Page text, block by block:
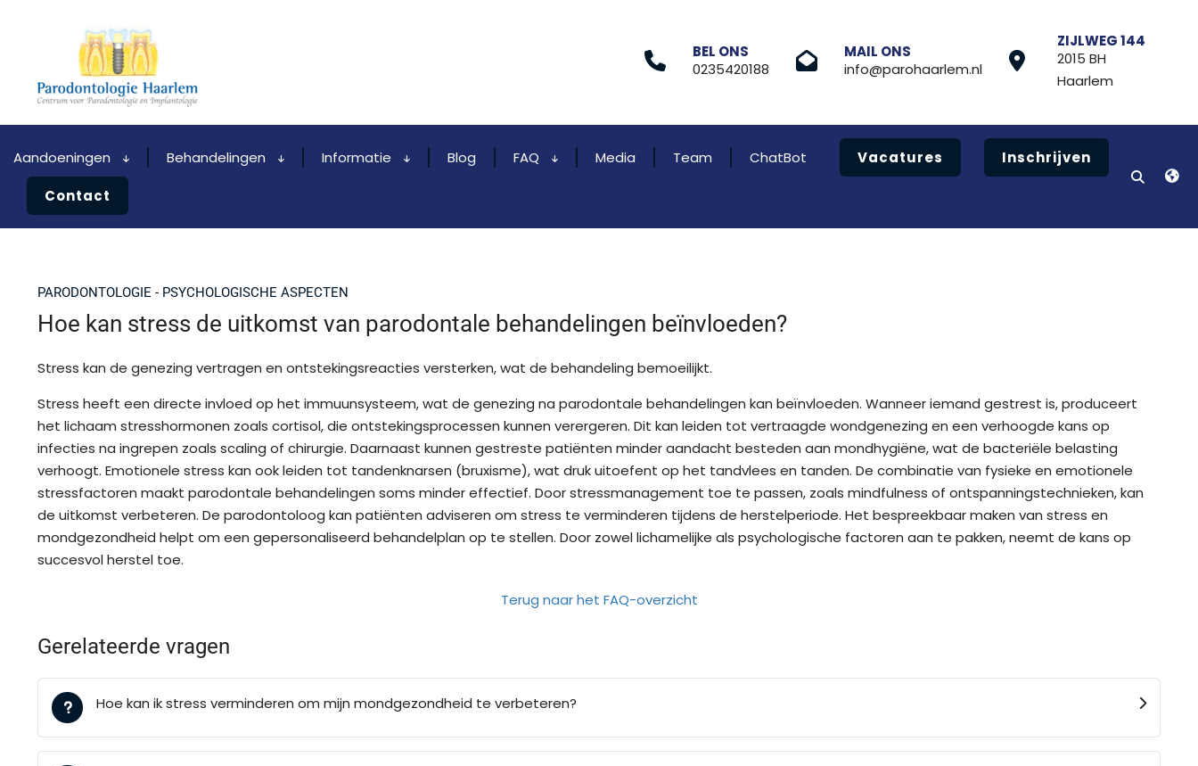
BEL ONS
0235420188
MAIL ONS
info@parohaarlem.nl
ZIJLWEG 144
2015 BH
Haarlem
Aandoeningen Behandelingen Informatie Blog FAQ Media Team ChatBot Vacatures Inschrijven
Contact
PARODONTOLOGIE - PSYCHOLOGISCHE ASPECTEN
Hoe kan stress de uitkomst van parodontale behandelingen beïnvloeden?
Stress kan de genezing vertragen en ontstekingsreacties versterken, wat de behandeling bemoeilijkt.
Stress heeft een directe invloed op het immuunsysteem, wat de genezing na parodontale behandelingen kan beïnvloeden. Wanneer iemand gestrest is, produceert
het lichaam stresshormonen zoals cortisol, die ontstekingsprocessen kunnen verergeren. Dit kan leiden tot vertraagde wondgenezing en een verhoogde kans op
infecties na ingrepen zoals scaling of chirurgie. Daarnaast kunnen gestreste patiënten minder aandacht besteden aan mondhygiëne, wat de bacteriële belasting
verhoogt. Emotionele stress kan ook leiden tot tandenknarsen (bruxisme), wat druk uitoefent op het tandvlees en tanden. De combinatie van fysieke en emotionele
stressfactoren maakt parodontale behandelingen soms minder effectief. Door stressmanagement toe te passen, zoals mindfulness of ontspanningstechnieken, kan
de uitkomst verbeteren. De parodontoloog kan patiënten adviseren om stress te verminderen tijdens de herstelperiode. Het bespreekbaar maken van stress en
mondgezondheid helpt om een gepersonaliseerd behandelplan op te stellen. Door zowel lichamelijke als psychologische factoren aan te pakken, neemt de kans op
succesvol herstel toe.
Terug naar het FAQ-overzicht
Gerelateerde vragen
Hoe kan ik stress verminderen om mijn mondgezondheid te verbeteren?